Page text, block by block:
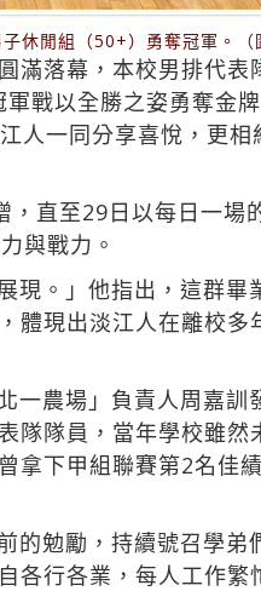
休閒組（50+）勇奪冠軍。（
滿落幕，本校男排代
戰以全勝之姿勇奪金
人一同分享喜悅，更
直至29日以每日一場
與戰力。
現。」他指出，這群畢
體現出淡江人在離校
一農場」負責人周嘉訓
隊隊員，當年學校雖然
拿下甲組聯賽第2名佳
的勉勵，持續號召學弟
行各業，每人工作繁